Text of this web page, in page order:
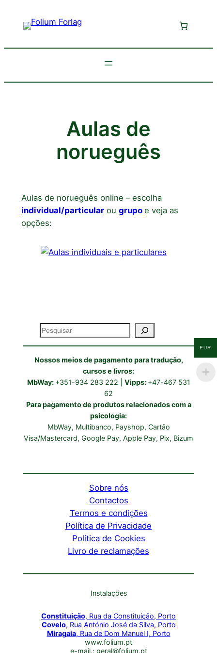
conteúdo
Aulas de
norueguês
Aulas de norueguês online – escolha
individual/particularou grupo e veja as
opções:
Pesquisar
Nossos meios de pagamento para tradução,
cursos e livros:
MbWay: +351-934 283 222 | Vipps: +47-467 531
62
Para pagamento de produtos relacionados com a
psicologia:
MbWay, Multibanco, Payshop, Cartão
Visa/Mastercard, Google Pay, Apple Pay, Pix, Bizum
Sobre nós
Contactos
Termos e condições
Política de Privacidade
Política de Cookies
Livro de reclamações
Instalações
Constituição, Rua da Constituição, Porto
Covelo, Rua António José da Silva, Porto
Miragaia, Rua de Dom Manuel I, Porto
www.folium.pt
e-mail.: geral@folium.pt
EUR